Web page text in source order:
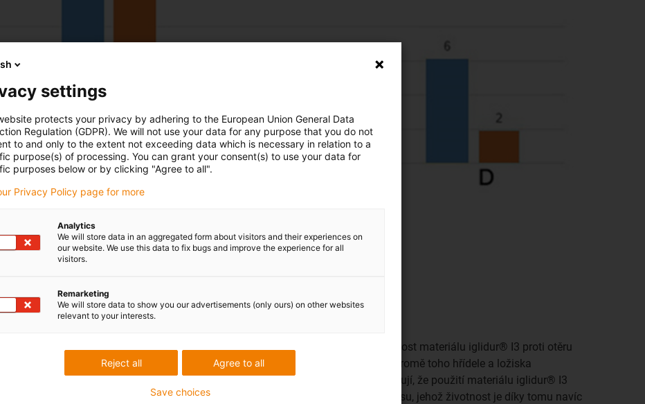
I3-PL (SLS) D = iglidur® I180-PF (FDM)
V tomto testu rotačního opotřebení je odolnost materiálu iglidur® I3 proti otěru
4krát vyšší než u běžných SLS materiálů. Kromě toho hřídele a ložiska
zobrazená zde a použitá v testu jasně ukazují, že použití materiálu iglidur® I3
vede k výrazně menšímu namáhání protikusu, jehož životnost je díky tomu navíc
settings
protects your privacy by adhering to the European Union General Data
Regulation (GDPR). We will not use your data for any purpose that you do not
to and only to the extent not exceeding data which is necessary in relation to a
purpose(s) of processing. You can grant your consent(s) to use your data for
purposes below or by clicking "Agree to all".
Privacy Policy page for more
Analytics
We will store data in an aggregated form about visitors and their experiences on
our website. We use this data to fix bugs and improve the experience for all
visitors.
Remarketing
We will store data to show you our advertisements (only ours) on other websites
relevant to your interests.
Agree to all
Reject all
Save choices